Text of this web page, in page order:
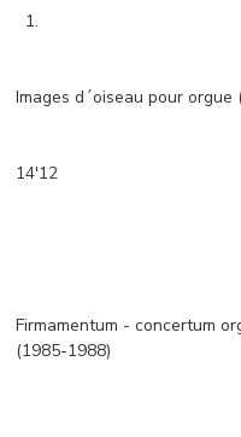
1.
Images d´oiseau pour orgue
14'12
Firmamentum - concertum
(1985-1988)